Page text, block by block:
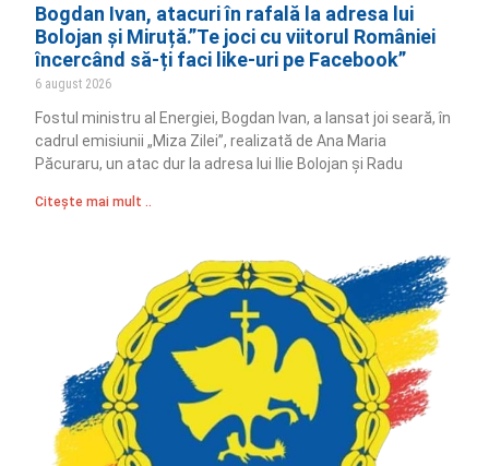
Bogdan Ivan, atacuri în rafală la adresa lui
Bolojan și Miruță.”Te joci cu viitorul României
încercând să-ți faci like-uri pe Facebook”
6 august 2026
Fostul ministru al Energiei, Bogdan Ivan, a lansat joi seară, în
cadrul emisiunii „Miza Zilei”, realizată de Ana Maria
Păcuraru, un atac dur la adresa lui Ilie Bolojan și Radu
Citește mai mult ..